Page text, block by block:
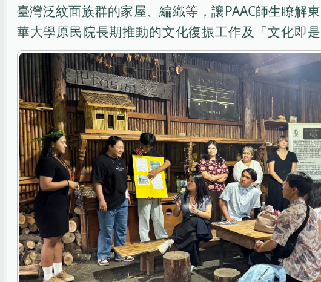
臺灣泛紋面族群的家屋、編織等，讓PAAC師生瞭解東
華大學原民院長期推動的文化復振工作及「文化即是